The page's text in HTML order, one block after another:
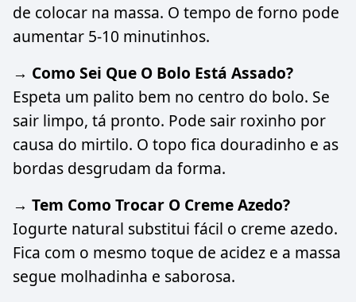
de colocar na massa. O tempo de forno pode
aumentar 5-10 minutinhos.
→ Como Sei Que O Bolo Está Assado?
Espeta um palito bem no centro do bolo. Se
sair limpo, tá pronto. Pode sair roxinho por
causa do mirtilo. O topo fica douradinho e as
bordas desgrudam da forma.
→ Tem Como Trocar O Creme Azedo?
Iogurte natural substitui fácil o creme azedo.
Fica com o mesmo toque de acidez e a massa
segue molhadinha e saborosa.